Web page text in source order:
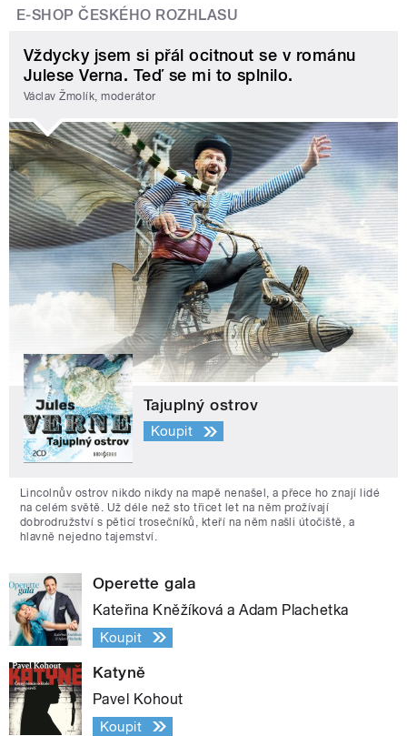
E-SHOP ČESKÉHO ROZHLASU
Vždycky jsem si přál ocitnout se v románu
Julese Verna. Teď se mi to splnilo.
Václav Žmolík, moderátor
Tajuplný ostrov
Koupit
Lincolnův ostrov nikdo nikdy na mapě nenašel, a přece ho znají lidé
na celém světě. Už déle než sto třicet let na něm prožívají
dobrodružství s pěticí trosečníků, kteří na něm našli útočiště, a
hlavně nejedno tajemství.
Operette gala
Kateřina Kněžíková a Adam Plachetka
Koupit
Katyně
Pavel Kohout
Koupit